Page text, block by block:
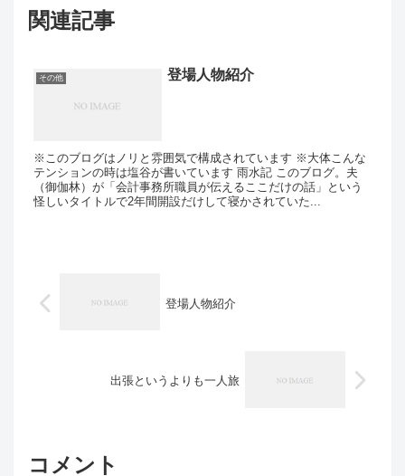
関連記事
その他 登場人物紹介
※このブログはノリと雰囲気で構成されています ※大体こんな
テンションの時は塩谷が書いています 雨水記 このブログ。夫
（御伽林）が「会計事務所職員が伝えるここだけの話」という
怪しいタイトルで2年間開設だけして寝かされていた...
登場人物紹介
出張というよりも一人旅
コメント